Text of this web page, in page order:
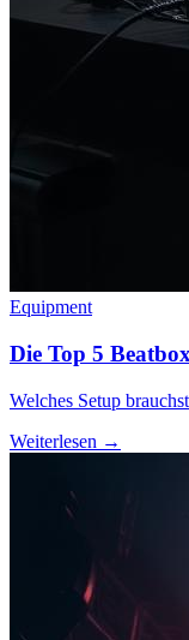
Equipment
Die Top 5
Welches Setup
Weiterlesen →